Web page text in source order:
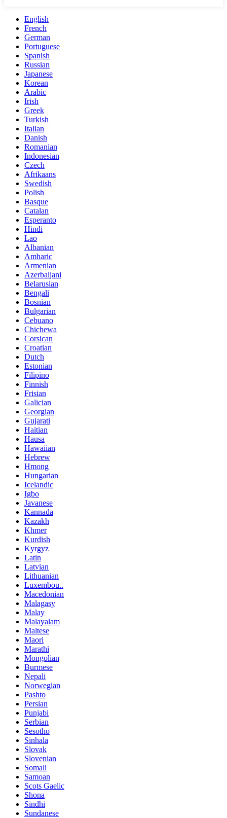
English
French
German
Portuguese
Spanish
Russian
Japanese
Korean
Arabic
Irish
Greek
Turkish
Italian
Danish
Romanian
Indonesian
Czech
Afrikaans
Swedish
Polish
Basque
Catalan
Esperanto
Hindi
Lao
Albanian
Amharic
Armenian
Azerbaijani
Belarusian
Bengali
Bosnian
Bulgarian
Cebuano
Chichewa
Corsican
Croatian
Dutch
Estonian
Filipino
Finnish
Frisian
Galician
Georgian
Gujarati
Haitian
Hausa
Hawaiian
Hebrew
Hmong
Hungarian
Icelandic
Igbo
Javanese
Kannada
Kazakh
Khmer
Kurdish
Kyrgyz
Latin
Latvian
Lithuanian
Luxembou..
Macedonian
Malagasy
Malay
Malayalam
Maltese
Maori
Marathi
Mongolian
Burmese
Nepali
Norwegian
Pashto
Persian
Punjabi
Serbian
Sesotho
Sinhala
Slovak
Slovenian
Somali
Samoan
Scots Gaelic
Shona
Sindhi
Sundanese